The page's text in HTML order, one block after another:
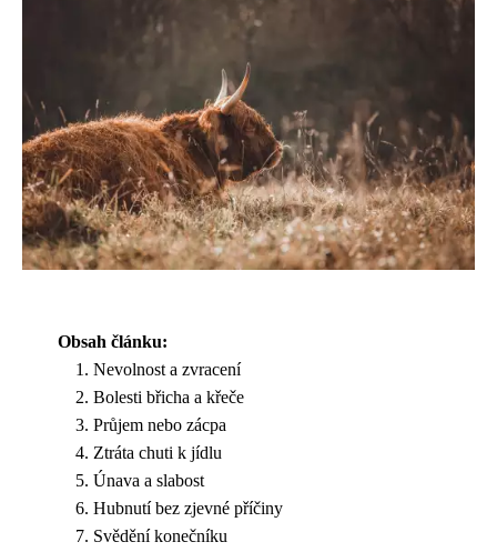
Obsah článku:
Nevolnost a zvracení
Bolesti břicha a křeče
Průjem nebo zácpa
Ztráta chuti k jídlu
Únava a slabost
Hubnutí bez zjevné příčiny
Svědění konečníku